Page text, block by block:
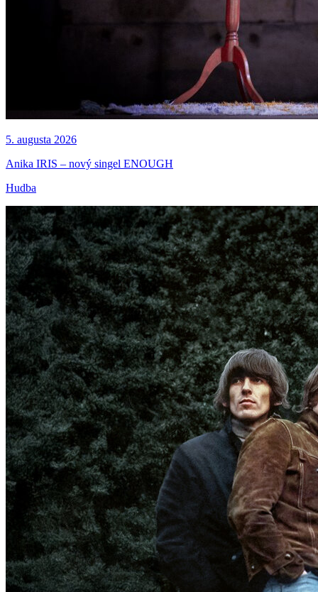
5. augusta 2026
Anika IRIS – nový singel ENOUGH
Hudba